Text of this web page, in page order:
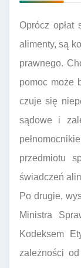
Oprócz opłat
alimenty, są
prawnego.
pomoc może
czuje się
sądowe i
przedmiotu
świadczeń
Po drugie,
Ministra
Kodeksem
zależności